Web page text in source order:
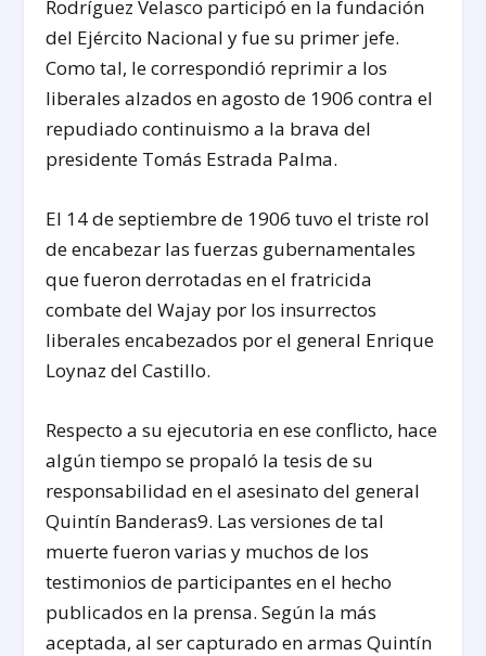
Rodríguez Velasco participó en la fundación
del Ejército Nacional y fue su primer jefe.
Como tal, le correspondió reprimir a los
liberales alzados en agosto de 1906 contra el
repudiado continuismo a la brava del
presidente Tomás Estrada Palma.
El 14 de septiembre de 1906 tuvo el triste rol
de encabezar las fuerzas gubernamentales
que fueron derrotadas en el fratricida
combate del Wajay por los insurrectos
liberales encabezados por el general Enrique
Loynaz del Castillo.
Respecto a su ejecutoria en ese conflicto, hace
algún tiempo se propaló la tesis de su
responsabilidad en el asesinato del general
Quintín Banderas9. Las versiones de tal
muerte fueron varias y muchos de los
testimonios de participantes en el hecho
publicados en la prensa. Según la más
aceptada, al ser capturado en armas Quintín